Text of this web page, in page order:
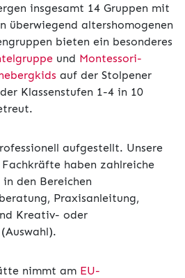
insgesamt 14 Gruppen mit
überwiegend altershomogenen
bieten ein besonderes
und Montessori-
auf der Stolpener
Klassenstufen 1-4 in 10
aufgestellt. Unsere
haben zahlreiche
den Bereichen
Praxisanleitung,
Kreativ- oder
nimmt am EU-